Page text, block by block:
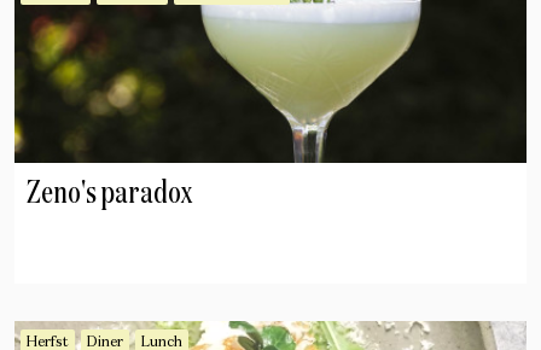
Zeno's paradox
Herfst Diner Lunch